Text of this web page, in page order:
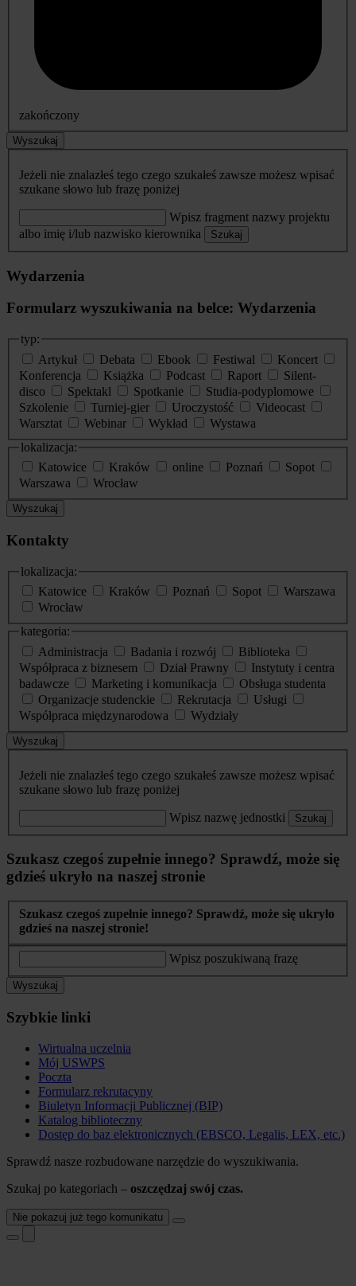
zakończony
Wyszukaj
Jeżeli nie znalazłeś tego czego szukałeś zawsze możesz wpisać
szukane słowo lub frazę poniżej
Wpisz fragment nazwy projektu
albo imię i/lub nazwisko kierownika
Szukaj
Wydarzenia
Formularz wyszukiwania na belce: Wydarzenia
typ:
Artykuł
Debata Ebook Festiwal
Koncert
Konferencja
Książka Podcast Raport
Silent-
disco
Spektakl Spotkanie
Studia-podyplomowe
Szkolenie
Turniej-gier Uroczystość
Videocast
Warsztat
Webinar Wykład
Wystawa
lokalizacja:
Katowice
Kraków online Poznań
Sopot
Warszawa
Wrocław
Wyszukaj
Kontakty
lokalizacja:
Katowice
Kraków Poznań Sopot
Warszawa
Wrocław
kategoria:
Administracja
Badania i rozwój
Biblioteka
Współpraca z biznesem
Dział Prawny
Instytuty i centra
badawcze
Marketing i komunikacja
Obsługa studenta
Organizacje studenckie
Rekrutacja
Usługi
Współpraca międzynarodowa
Wydziały
Wyszukaj
Jeżeli nie znalazłeś tego czego szukałeś zawsze możesz wpisać
szukane słowo lub frazę poniżej
Wpisz nazwę jednostki Szukaj
Szukasz czegoś zupełnie innego? Sprawdź, może się
gdzieś ukryło na naszej stronie
Szukasz czegoś zupełnie innego? Sprawdź, może się ukryło
gdzieś na naszej stronie!
Wpisz poszukiwaną frazę
Wyszukaj
Szybkie linki
Wirtualna uczelnia
Mój USWPS
Poczta
Formularz rekrutacyny
Biuletyn Informacji Publicznej (BIP)
Katalog biblioteczny
Dostęp do baz elektronicznych (EBSCO, Legalis, LEX, etc.)
Sprawdź nasze rozbudowane narzędzie do wyszukiwania.
Szukaj po kategoriach – oszczędzaj swój czas.
Nie pokazuj już tego komunikatu